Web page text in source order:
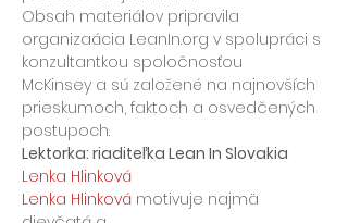
Obsah materiálov pripravila
organizaácia LeanIn.org v spolupráci s
konzultantkou spoločnosťou
McKinsey a sú založené na najnovších
prieskumoch, faktoch a osvedčených
postupoch.
Lektorka: riaditeľka Lean In Slovakia
Lenka Hlinková
Lenka Hlinková motivuje najmä